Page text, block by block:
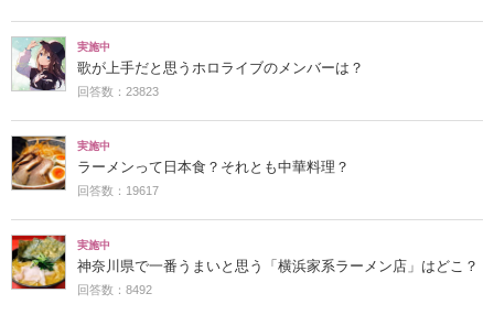
実施中
歌が上手だと思うホロライブのメンバーは？
回答数：23823
実施中
ラーメンって日本食？それとも中華料理？
回答数：19617
実施中
神奈川県で一番うまいと思う「横浜家系ラーメン店」はどこ？
回答数：8492